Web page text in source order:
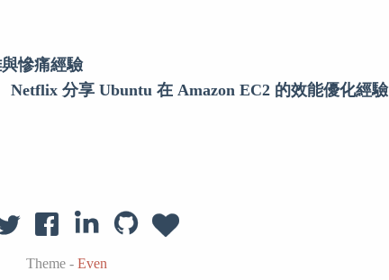
慘痛經驗
Netflix 分享 Ubuntu 在 Amazon EC2 的效能優化經驗
Theme - Even